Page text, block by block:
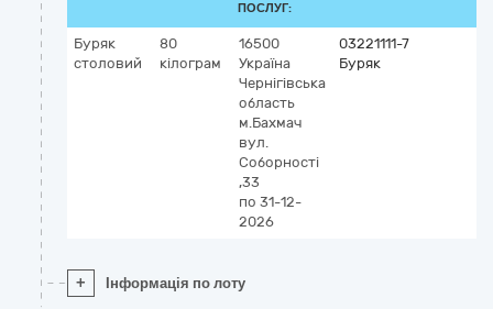
ПОСЛУГ:
Буряк
столовий
80
кілограм
16500
Україна
Чернігівська
область
м.Бахмач
вул.
Соборності
,33
по 31-12-
2026
03221111-7
Буряк
+ Інформація по лоту